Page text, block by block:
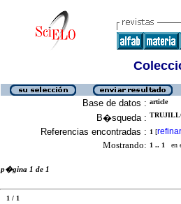
Base de datos : article
B�squeda :
Referencias encontradas : 1 [refinar
Mostrando: 1 .. 1 en
p�gina 1 de 1
1 / 1